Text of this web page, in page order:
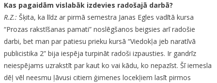
Kas pagaidām vislabāk izdevies radošajā darbā?
R.Z.: Šķita, ka līdz ar pirmā semestra Janas Egles vadītā kursa
“Prozas rakstīšanas pamati” noslēgšanos beigsies arī radošie
darbi, bet man par patiesu prieku kursā “Viedokļa jeb naratīvā
publicistika 2” bija iespēja turpināt radoši izpausties. Ir gandrīz
neiespējams uzrakstīt par kaut ko vai kādu, ko nepazīst. Šī iemesla
dēļ vēl neesmu ļāvusi citiem ģimenes locekļiem lasīt pirmos